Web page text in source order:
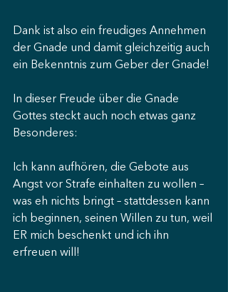
Dank ist also ein freudiges Annehmen
der Gnade und damit gleichzeitig auch
ein Bekenntnis zum Geber der Gnade!
In dieser Freude über die Gnade
Gottes steckt auch noch etwas ganz
Besonderes:
Ich kann aufhören, die Gebote aus
Angst vor Strafe einhalten zu wollen –
was eh nichts bringt – stattdessen kann
ich beginnen, seinen Willen zu tun, weil
ER mich beschenkt und ich ihn
erfreuen will!